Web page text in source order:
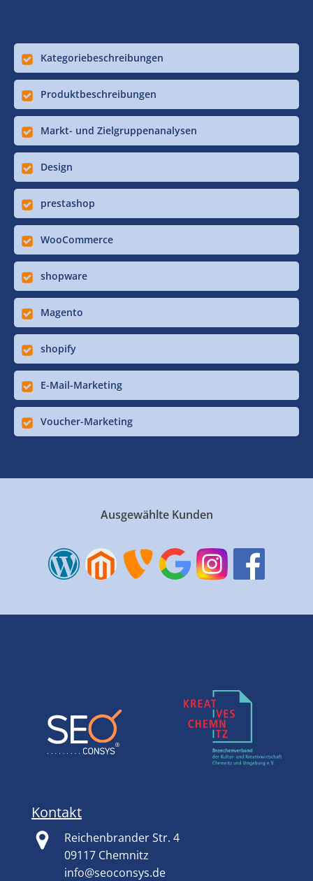
Kategoriebeschreibungen
Produktbeschreibungen
Markt- und Zielgruppenanalysen
Design
prestashop
WooCommerce
shopware
Magento
shopify
E-Mail-Marketing
Voucher-Marketing
Ausgewählte Kunden
Kontakt
Reichenbrander Str. 4
09117 Chemnitz
info@seoconsys.de